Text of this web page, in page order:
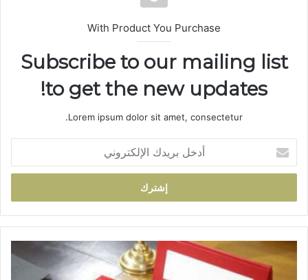
With Product You Purchase
Subscribe to our mailing list
to get the new updates!
Lorem ipsum dolor sit amet, consectetur.
خ
ب
ر
كع